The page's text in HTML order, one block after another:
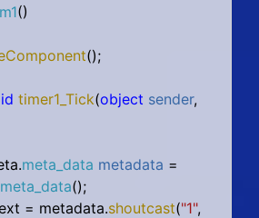
()
();
timer1_Tick(object sender,
meta_data metadata =
meta_data();
= metadata.shoutcast("1",